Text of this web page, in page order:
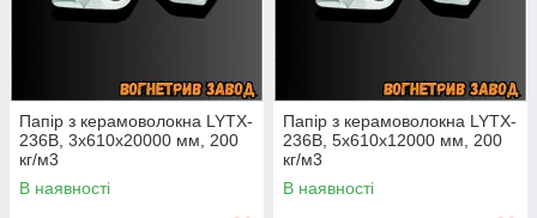
Папір з керамоволокна LYTX-
236B, 3х610х20000 мм, 200
кг/м3
В наявності
Папір з керамоволокна LYTX-
236B, 5х610х12000 мм, 200
кг/м3
В наявності